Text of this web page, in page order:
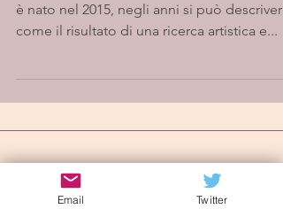
è nato nel 2015, negli anni si può descrivere
come il risultato di una ricerca artistica e...
Iscriviti alla mailing list
Email Twitter